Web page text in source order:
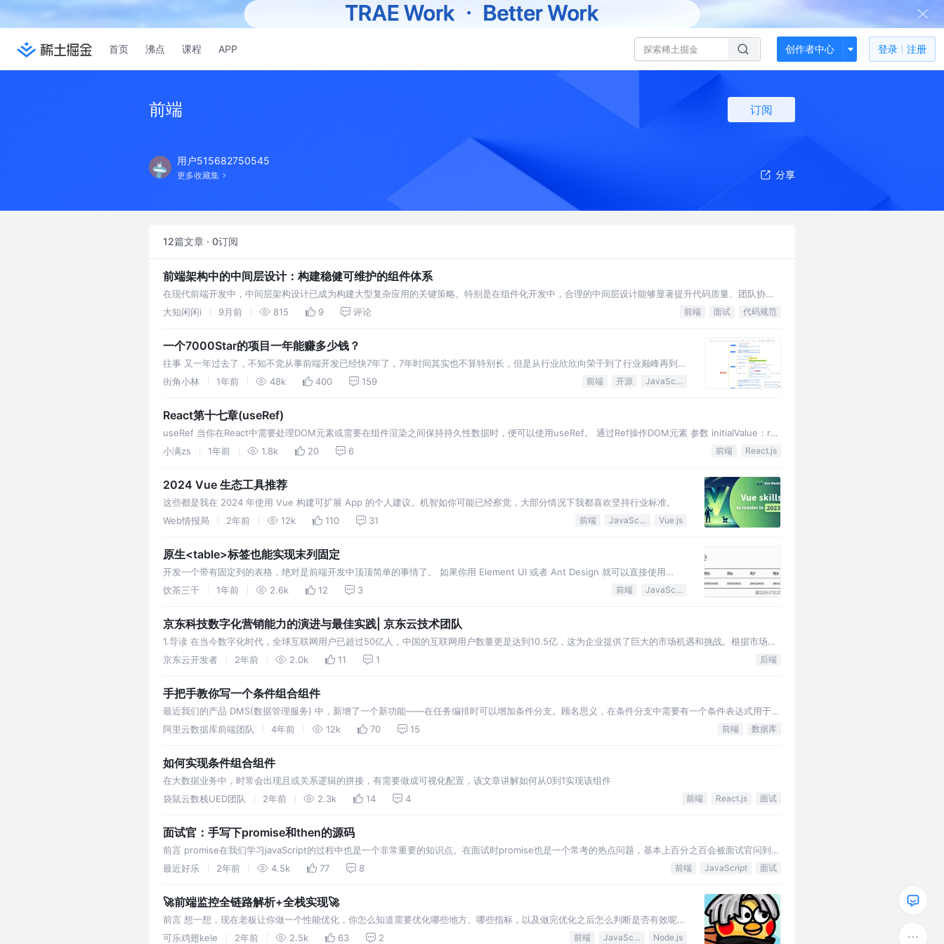
首页 沸点 课程 APP 创作者中心 登录 注册
前端 订阅
用户515682750545
更多收藏集
12篇文章 · 0订阅
前端架构中的中间层设计：构建稳健可维护的组件体系
在现代前端开发中，中间层架构设计已成为构建大型复杂应用的关键策略。特别是在组件化开发中，合理的中间层设计能够显著提升代码质量、团队协作
效率和系统可维护性。 一、什么是组件中间层？ 组件中间层是位于业务
大知闲闲i 9月前 815 9 评论 前端 面试 代码规范
一个7000Star的项目一年能赚多少钱？
往事 又一年过去了，不知不觉从事前端开发已经快7年了，7年时间其实也不算特别长，但是从行业欣欣向荣干到了行业巅峰再到如
今的行业没了，我是没想到的。 虽然目前还没有失业（感觉快了），但这么多年也没赚到什
街角小林 1年前 48k 400 159 前端 开源 JavaScript
React第十七章(useRef)
useRef 当你在React中需要处理DOM元素或需要在组件渲染之间保持持久性数据时，便可以使用useRef。 通过Ref操作DOM元素 参数 initialValue：ref
对象的 curren
小满zs 1年前 1.8k 20 6 前端 React.js
2024 Vue 生态工具推荐
这些都是我在 2024 年使用 Vue 构建可扩展 App 的个人建议。机智如你可能已经察觉，大部分情况下我都喜欢坚持行业标准。
Web情报局
2年前 12k 110 31 前端 JavaScript Vue.js
原生<table>标签也能实现末列固定
开发一个带有固定列的表格，绝对是前端开发中顶顶简单的事情了。 如果你用 Element UI 或者 Ant Design 就可以直接使用
fixed="right" 来实现了， 但如果不依赖任何前端框
饮茶三千 1年前 2.6k 12 3 前端 JavaScript
京东科技数字化营销能力的演进与最佳实践| 京东云技术团队
1.导读 在当今数字化时代，全球互联网用户已超过50亿人，中国的互联网用户数量更是达到10.5亿，这为企业提供了巨大的市场机遇和挑战。根据市场研
究公司的最新报告，全球数字营销费用支出预计将在未来五年内
京东云开发者 2年前 2.0k 11 1 后端
手把手教你写一个条件组合组件
最近我们的产品 DMS(数据管理服务) 中，新增了一个新功能——在任务编排时可以增加条件分支。顾名思义，在条件分支中需要有一个条件表达式用于判
断是否继续执行下面的分支。在这里，可选的条件项是指定有限的
阿里云数据库前端团队 4年前 12k 70 15 前端 数据库
如何实现条件组合组件
在大数据业务中，时常会出现且或关系逻辑的拼接，有需要做成可视化配置，该文章讲解如何从0到1实现该组件
袋鼠云数栈UED团队
2年前 2.3k 14 4 前端 React.js 面试
面试官：手写下promise和then的源码
前言 promise在我们学习javaScript的过程中也是一个非常重要的知识点。在面试时promise也是一个常考的热点问题，基本上百分之百会被面试官问到，
而且，面试官还会让你手写一个promis
最近好乐 2年前 4.5k 77 8 前端 JavaScript 面试
🚀前端监控全链路解析+全栈实现🚀
前言 想一想，现在老板让你做一个性能优化，你怎么知道需要优化哪些地方、哪些指标，以及做完优化之后怎么判断是否有效呢？
这个时候你就需要一个性能监控。 再想想，生产有某个地方用户反馈点击没反应，这个时候应
可乐鸡翅kele 2年前 2.5k 63 2 前端 JavaScript Node.js